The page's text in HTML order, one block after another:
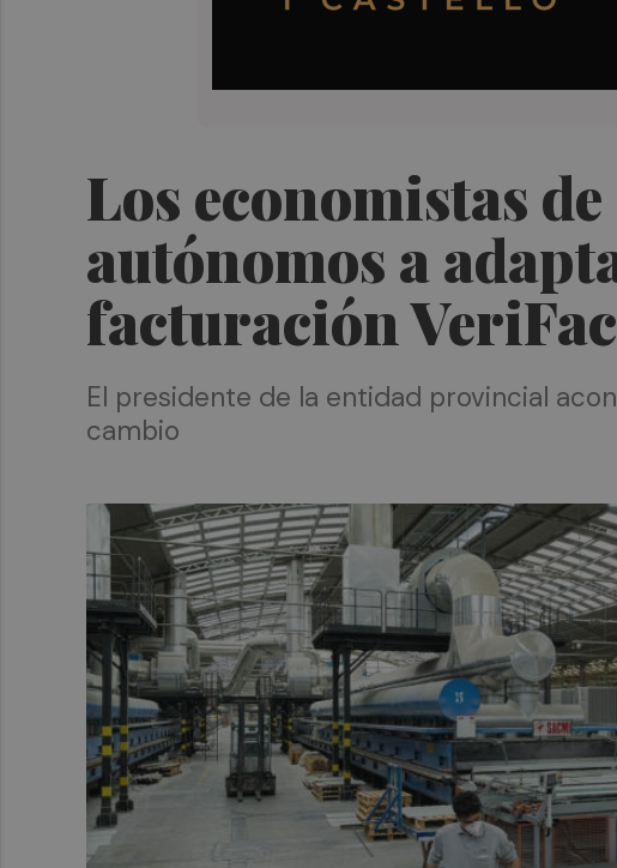
Los economistas
autónomos a
facturación
El presidente de la entidad provincial
cambio